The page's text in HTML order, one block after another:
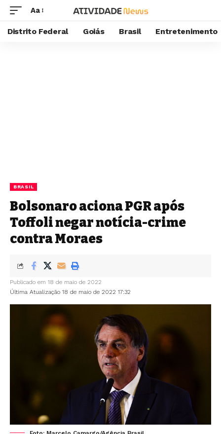
Aa
Distrito Federal Goiás Brasil Entretenimento
BRASIL
Bolsonaro aciona PGR após
Toffoli negar notícia-crime
contra Moraes
Última Atualização 18 de maio de 2022 17:32
Publicado em 18 de maio de 2022